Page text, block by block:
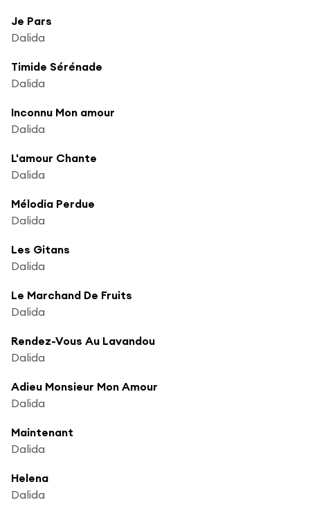
Je Pars
Dalida
Timide Sérénade
Dalida
Inconnu Mon amour
Dalida
L'amour Chante
Dalida
Mélodia Perdue
Dalida
Les Gitans
Dalida
Le Marchand De Fruits
Dalida
Rendez-Vous Au Lavandou
Dalida
Adieu Monsieur Mon Amour
Dalida
Maintenant
Dalida
Helena
Dalida